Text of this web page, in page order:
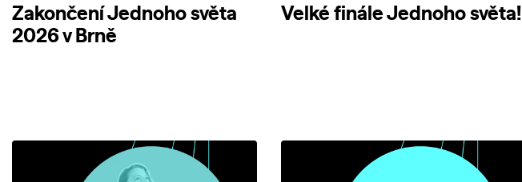
Zakončení Jednoho světa
2026 v Brně
Velké finále Jednoho světa!